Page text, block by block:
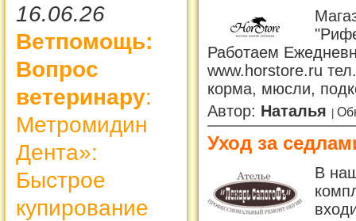
16.06.26
Ветпомощь:
Вопрос
ветеринару:
Метромидин
Дента»:
Быстрое
купирование
Работаем
www.horstore.ru
корма, мюсли,
Автор: Наталья
Уход за
В